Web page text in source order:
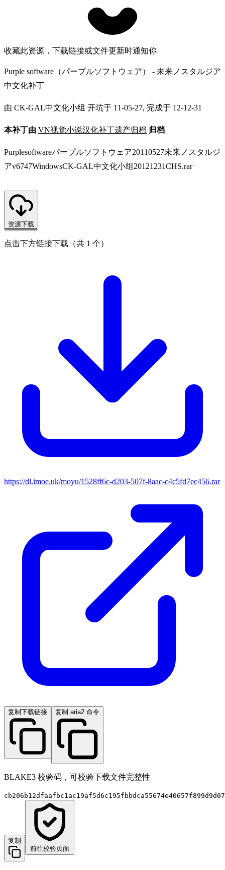
收藏此资源，下载链接或文件更新时通知你
Purple software（パープルソフトウェア） - 未来ノスタルジア
中文化补丁
由 CK-GAL中文化小组 开坑于 11-05-27, 完成于 12-12-31
本补丁由 VN视觉小说汉化补丁遗产归档 归档
Purplesoftwareパープルソフトウェア20110527未来ノスタルジ
アv6747WindowsCK-GAL中文化小组20121231CHS.rar
资源下载
点击下方链接下载（共 1 个）
https://dl.imoe.uk/moyu/1528ff6c-d203-507f-8aac-c4c5fd7ec456.rar
复制下载链接 复制 aria2 命令
BLAKE3 校验码，可校验下载文件完整性
复制
前往校验页面